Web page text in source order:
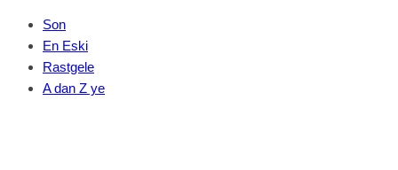
Son
En Eski
Rastgele
A dan Z ye